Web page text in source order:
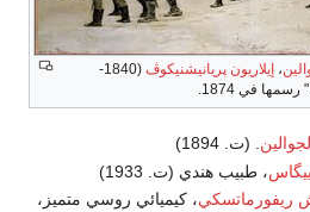
، إيلاريون پريانيشنيكوڤ
(1840-
. (ت. 1894)
، طبيب هندي (ت. 1933)
ريفورماتسكي، كيميائي روسي متميز،